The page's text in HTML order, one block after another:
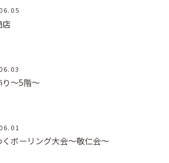
店
り～5階～
くボーリング大会～敬仁会～